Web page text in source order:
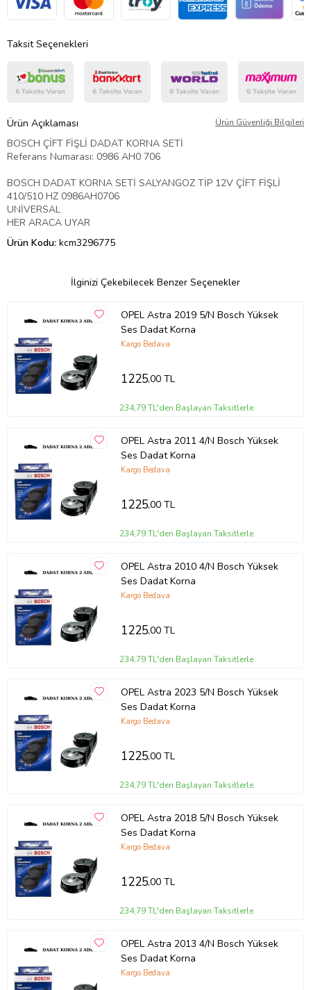
Taksit Seçenekleri
Ürün Açıklaması Ürün Güvenliği Bilgileri
BOSCH ÇİFT FİŞLİ DADAT KORNA SETİ
Referans Numarası: 0986 AH0 706
BOSCH DADAT KORNA SETİ SALYANGOZ TİP 12V ÇİFT FİŞLİ
410/510 HZ 0986AH0706
UNİVERSAL
HER ARACA UYAR
Ürün Kodu: kcm3296775
İlginizi Çekebilecek Benzer Seçenekler
OPEL Astra 2019 5/N Bosch Yüksek
Ses Dadat Korna
Kargo Bedava
1225,00 TL
234,79 TL'den Başlayan Taksitlerle
OPEL Astra 2011 4/N Bosch Yüksek
Ses Dadat Korna
Kargo Bedava
1225,00 TL
234,79 TL'den Başlayan Taksitlerle
OPEL Astra 2010 4/N Bosch Yüksek
Ses Dadat Korna
Kargo Bedava
1225,00 TL
234,79 TL'den Başlayan Taksitlerle
OPEL Astra 2023 5/N Bosch Yüksek
Ses Dadat Korna
Kargo Bedava
1225,00 TL
234,79 TL'den Başlayan Taksitlerle
OPEL Astra 2018 5/N Bosch Yüksek
Ses Dadat Korna
Kargo Bedava
1225,00 TL
234,79 TL'den Başlayan Taksitlerle
OPEL Astra 2013 4/N Bosch Yüksek
Ses Dadat Korna
Kargo Bedava